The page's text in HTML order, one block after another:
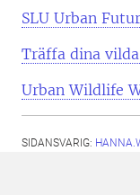
SLU Urban
Träffa dina
Urban Wildlife
SIDANSVARIG: